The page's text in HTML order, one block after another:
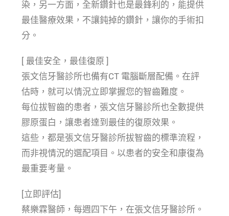
染，另一方面，全新鑽針也是最鋒利的，能提供
最佳醫療效果，不讓鈍掉的鑽針，讓你的手術扣
分。
[ 最佳安全，最佳復原 ]
張文信牙醫診所也備有CT 電腦斷層配備。在評
估時，就可以情況立即掌握您的智齒難度。
每位拔智齒的患者，張文信牙醫診所也全數提供
膠原蛋白，讓患者達到最佳的復原效果。
這些，都是張文信牙醫診所拔智齒的標準流程，
而非視情況的選配項目。以患者的安全和康復為
最重要考量。
[立即評估]
蔡樂霖醫師，每週四下午，在張文信牙醫診所。